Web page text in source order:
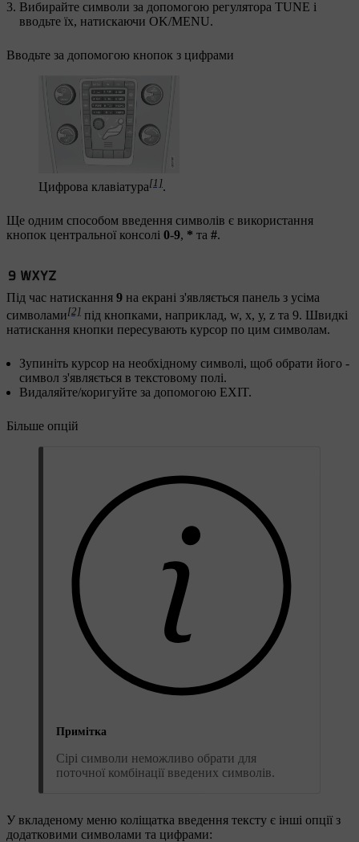
Вибирайте символи за допомогою регулятора TUNE і
вводьте їх, натискаючи OK/MENU.
Вводьте за допомогою кнопок з цифрами
Цифрова клавіатура[1].
Ще одним способом введення символів є використання
кнопок центральної консолі 0-9, * та #.
Під час натискання 9 на екрані з'являється панель з усіма
символами[2] під кнопками, наприклад, w, x, у, z та 9. Швидкі
натискання кнопки пересувають курсор по цим символам.
Зупиніть курсор на необхідному символі, щоб обрати його -
символ з'являється в текстовому полі.
Видаляйте/коригуйте за допомогою EXIT.
Більше опцій
Примітка
Сірі символи неможливо обрати для
поточної комбінації введених символів.
У вкладеному меню коліщатка введення тексту є інші опції з
додатковими символами та цифрами: